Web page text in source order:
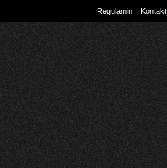
Regulamin Kontakt